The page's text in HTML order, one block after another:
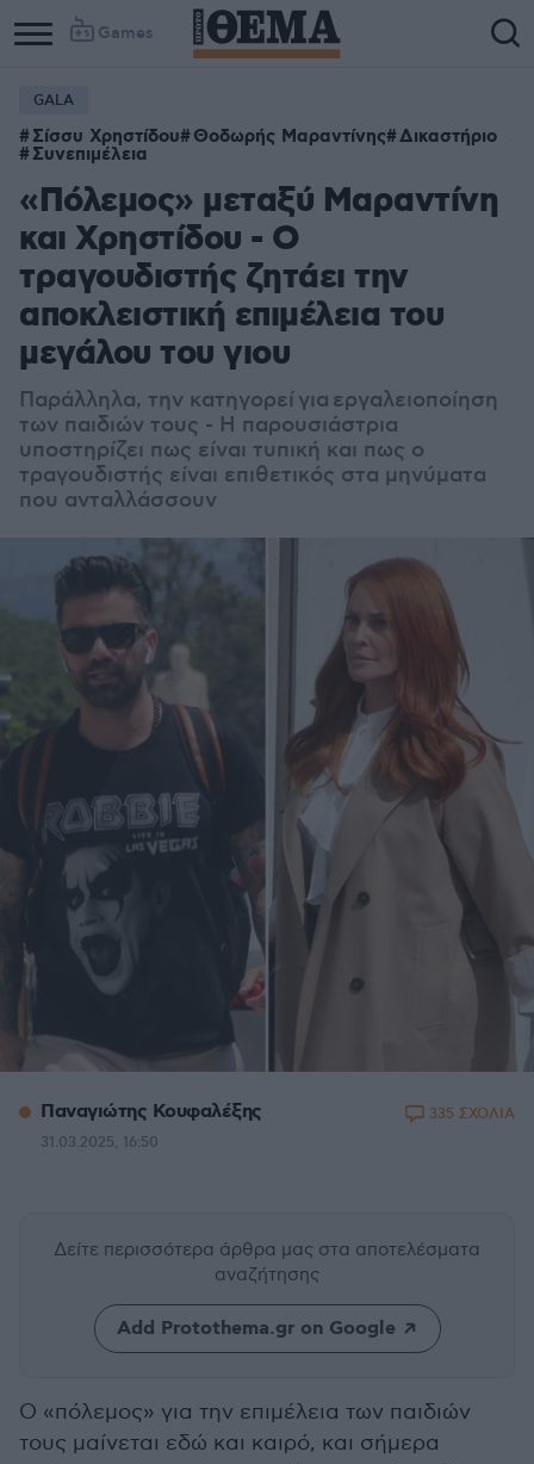
Games
GALA
Σίσσυ Χρηστίδου Θοδωρής Μαραντίνης Δικαστήριο
Συνεπιμέλεια
«Πόλεμος» μεταξύ Μαραντίνη
και Χρηστίδου - Ο
τραγουδιστής ζητάει την
αποκλειστική επιμέλεια του
μεγάλου του γιου
Παράλληλα, την κατηγορείγια εργαλειοποίηση
των παιδιών τους - Η παρουσιάστρια
υποστηρίζει πως είναι τυπική και πως ο
τραγουδιστής είναι επιθετικός στα μηνύματα
που ανταλλάσσουν
Παναγιώτης Κουφαλέξης
31.03.2025, 16:50
335 ΣΧΟΛΙΑ
Δείτε περισσότερα άρθρα μας στα αποτελέσματα
αναζήτησης
Add Protothema.gr on Google
Ο «πόλεμος» για την επιμέλεια των παιδιών
τους μαίνεται εδώ και καιρό, και σήμερα